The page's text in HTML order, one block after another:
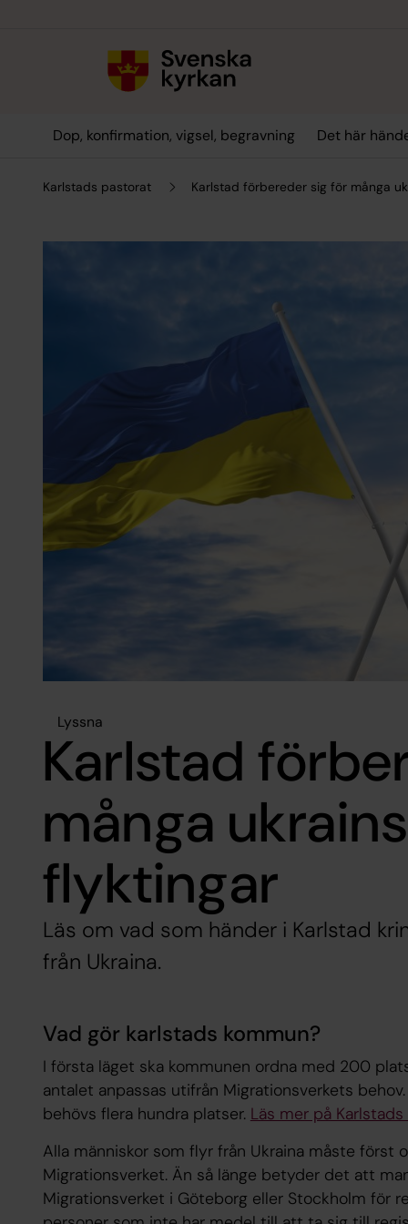
Dop, konfirmation, vigsel, begravning Det här
Karlstads pastorat Karlstad förbereder sig för många
Lyssna
Karlstad
många
flyktingar
Läs om vad som händer i Karlstad
från Ukraina.
Vad gör karlstads kommun?
I första läget ska kommunen ordna med 200
antalet anpassas utifrån Migrationsverkets
behövs flera hundra platser. Läs mer på
Alla människor som flyr från Ukraina måste först
Migrationsverket. Än så länge betyder det att
Migrationsverket i Göteborg eller Stockholm för